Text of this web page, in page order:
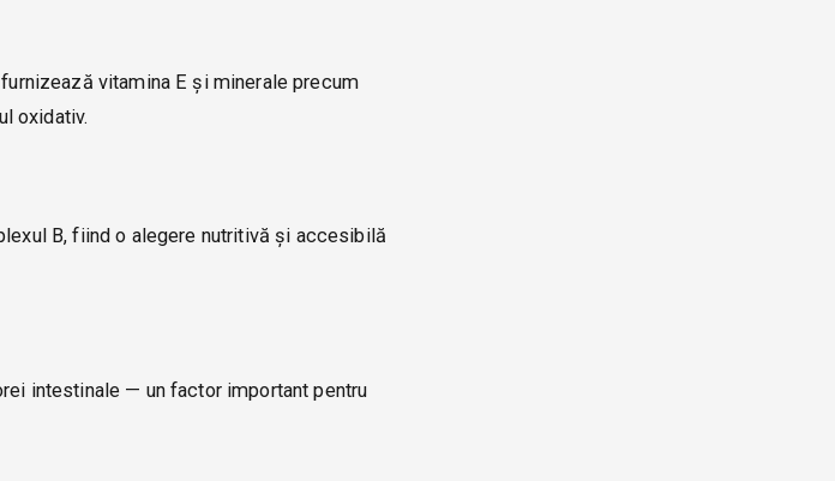
vitamina E și minerale precum
oxidativ.
B, fiind o alegere nutritivă și accesibilă
intestinale — un factor important pentru